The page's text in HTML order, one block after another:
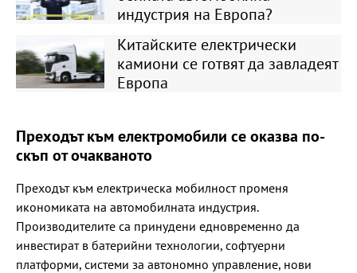
индустрия на Европа?
Китайските електрически
камиони се готвят да завладеят
Европа
Преходът към електромобили се оказва по-
скъп от очакваното
Преходът към електрическа мобилност променя
икономиката на автомобилната индустрия.
Производителите са принудени едновременно да
инвестират в батерийни технологии, софтуерни
платформи, системи за автономно управление, нови